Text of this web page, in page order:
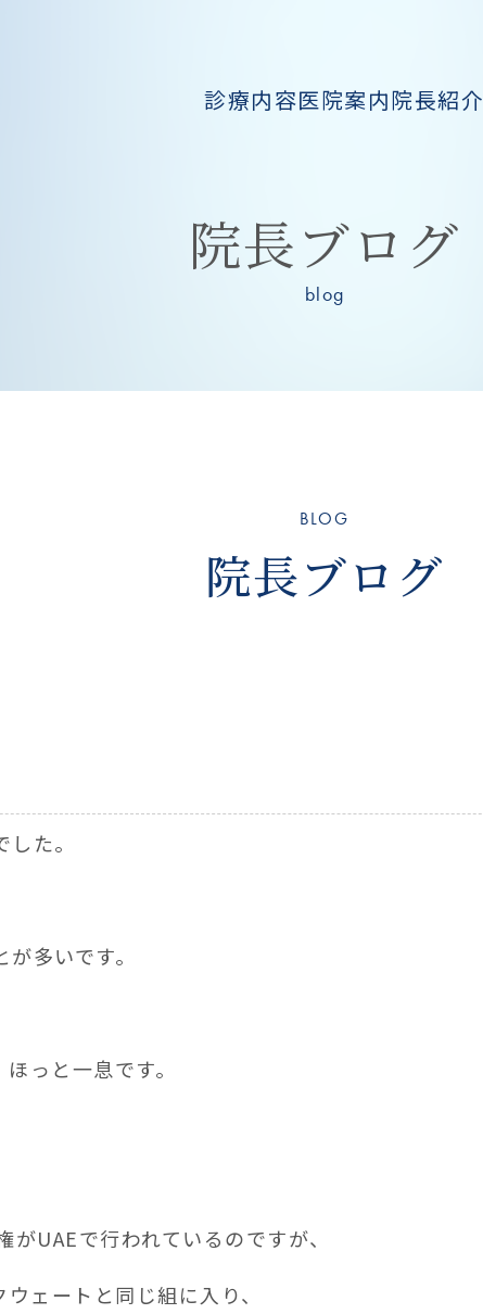
診療内容医院案内院長紹介
院長ブログ
blog
BLOG
院長ブログ
た。
多いです。
っと一息です。
UAEで行われているのですが、
ェートと同じ組に入り、